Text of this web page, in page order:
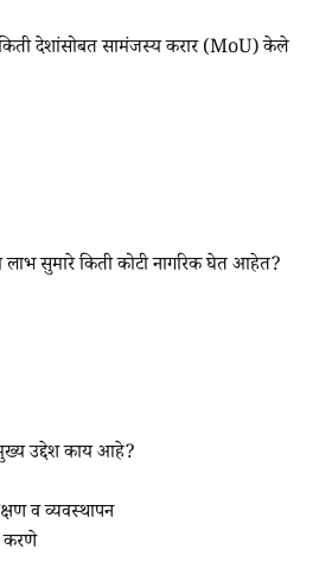
किती देशांसोबत सामंजस्य करार (MoU) केले
लाभ सुमारे किती कोटी नागरिक घेत आहेत?
उद्देश काय आहे?
व व्यवस्थापन
करणे